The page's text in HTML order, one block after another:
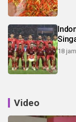
18
Video